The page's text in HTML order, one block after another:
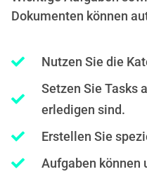
Dokumenten können
Nutzen Sie die
Setzen Sie Tasks
erledigen sind.
Erstellen Sie
Aufgaben können